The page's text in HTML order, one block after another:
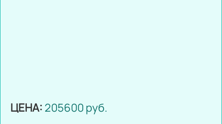
ЦЕНА: 205600 руб.